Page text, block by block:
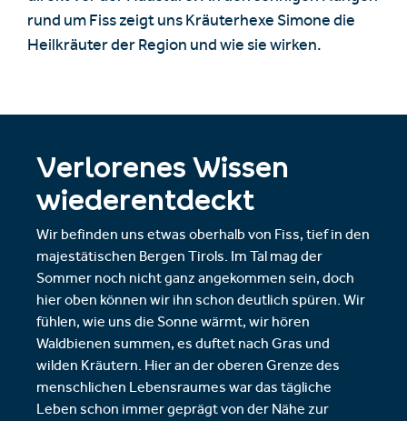
rund um Fiss zeigt uns Kräuterhexe Simone die
Heilkräuter der Region und wie sie wirken.
Verlorenes Wissen
wiederentdeckt
Wir befinden uns etwas oberhalb von Fiss, tief in den
majestätischen Bergen Tirols. Im Tal mag der
Sommer noch nicht ganz angekommen sein, doch
hier oben können wir ihn schon deutlich spüren. Wir
fühlen, wie uns die Sonne wärmt, wir hören
Waldbienen summen, es duftet nach Gras und
wilden Kräutern. Hier an der oberen Grenze des
menschlichen Lebensraumes war das tägliche
Leben schon immer geprägt von der Nähe zur